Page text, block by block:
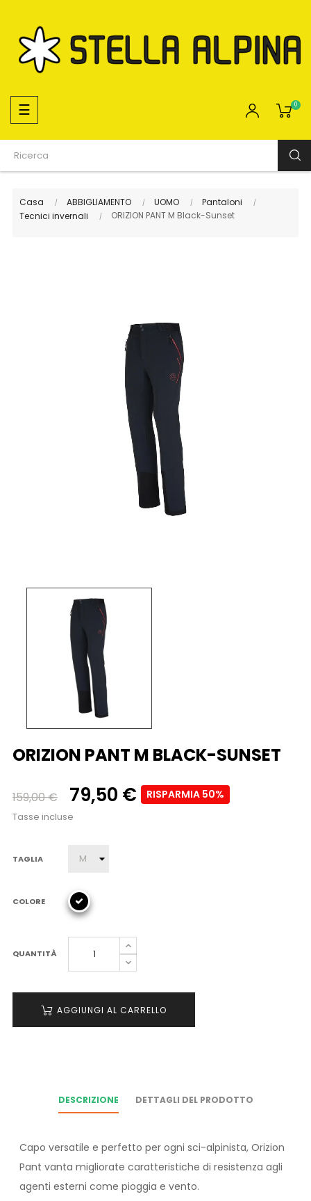
navigazione
Toggle
☰ 0
Casa ABBIGLIAMENTO UOMO
Pantaloni
Tecnici invernali
ORIZION PANT M Black-Sunset
ORIZION PANT M BLACK-SUNSET
159,00 € 79,50 € RISPARMIA 50%
Tasse incluse
TAGLIA
COLORE
QUANTITÀ
AGGIUNGI AL CARRELLO
DESCRIZIONE DETTAGLI DEL PRODOTTO
Capo versatile e perfetto per ogni sci-alpinista, Orizion
Pant vanta migliorate caratteristiche di resistenza agli
agenti esterni come pioggia e vento.